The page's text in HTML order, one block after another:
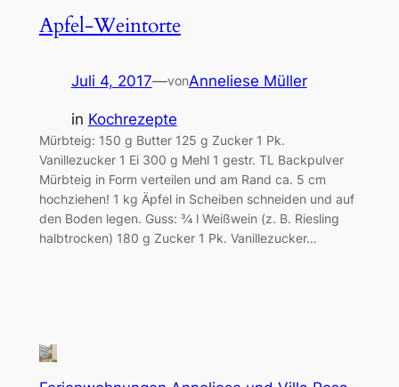
Apfel-Weintorte
Juli 4, 2017—vonAnneliese Müller
in Kochrezepte
Mürbteig: 150 g Butter 125 g Zucker 1 Pk.
Vanillezucker 1 Ei 300 g Mehl 1 gestr. TL Backpulver
Mürbteig in Form verteilen und am Rand ca. 5 cm
hochziehen! 1 kg Äpfel in Scheiben schneiden und auf
den Boden legen. Guss: ¾ l Weißwein (z. B. Riesling
halbtrocken) 180 g Zucker 1 Pk. Vanillezucker…